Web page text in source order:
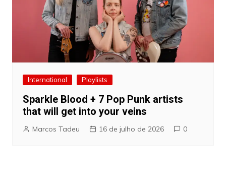
International Playlists
Sparkle Blood + 7 Pop Punk artists
that will get into your veins
Marcos Tadeu 16 de julho de 2026 0